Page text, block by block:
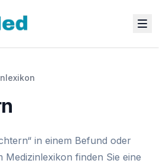
in einem Befund oder
finden Sie eine